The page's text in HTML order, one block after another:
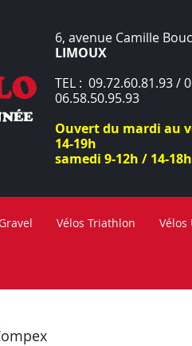
6, avenue Camille
LIMOUX
TEL : 09.72.60.81.93 /
06.58.50.95.93
Ouvert du mardi au
14-19h
samedi 9-12h / 14-18h
Vélos Triathlon Vélos